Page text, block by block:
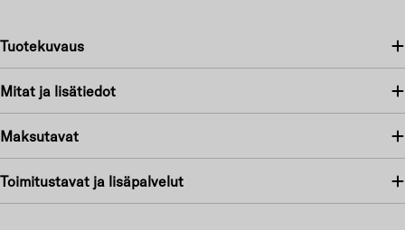
Tuotekuvaus
Mitat ja lisätiedot
Maksutavat
Toimitustavat ja lisäpalvelut